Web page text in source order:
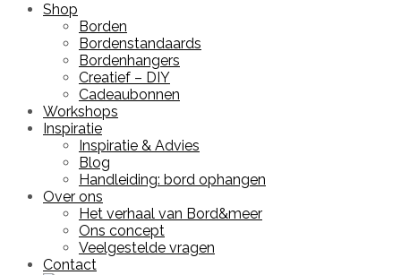
Shop
Borden
Bordenstandaards
Bordenhangers
Creatief – DIY
Cadeaubonnen
Workshops
Inspiratie
Inspiratie & Advies
Blog
Handleiding: bord ophangen
Over ons
Het verhaal van Bord&meer
Ons concept
Veelgestelde vragen
Contact